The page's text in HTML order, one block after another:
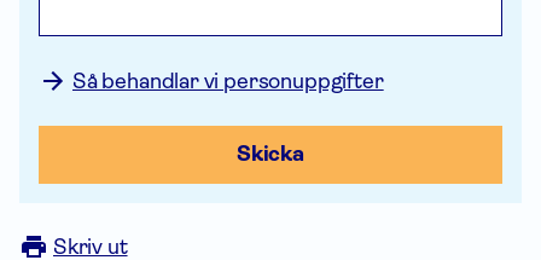
Så behandlar vi personuppgifter
Skicka
Skriv ut